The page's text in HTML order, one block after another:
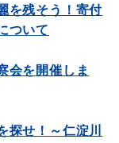
を残そう！寄付
ついて
会を開催しま
探せ！～仁淀川